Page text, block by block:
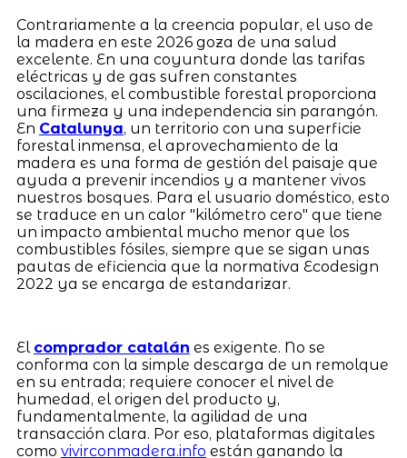
Contrariamente a la creencia popular, el uso de
la madera en este 2026 goza de una salud
excelente. En una coyuntura donde las tarifas
eléctricas y de gas sufren constantes
oscilaciones, el combustible forestal proporciona
una firmeza y una independencia sin parangón.
En Catalunya, un territorio con una superficie
forestal inmensa, el aprovechamiento de la
madera es una forma de gestión del paisaje que
ayuda a prevenir incendios y a mantener vivos
nuestros bosques. Para el usuario doméstico, esto
se traduce en un calor "kilómetro cero" que tiene
un impacto ambiental mucho menor que los
combustibles fósiles, siempre que se sigan unas
pautas de eficiencia que la normativa Ecodesign
2022 ya se encarga de estandarizar.
El comprador catalán es exigente. No se
conforma con la simple descarga de un remolque
en su entrada; requiere conocer el nivel de
humedad, el origen del producto y,
fundamentalmente, la agilidad de una
transacción clara. Por eso, plataformas digitales
como vivirconmadera.info están ganando la